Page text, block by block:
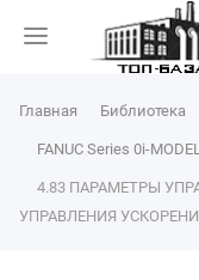
Главная Библиотека
FANUC Series 0i-
4.83 ПАРАМЕТРЫ
УПРАВЛЕНИЯ